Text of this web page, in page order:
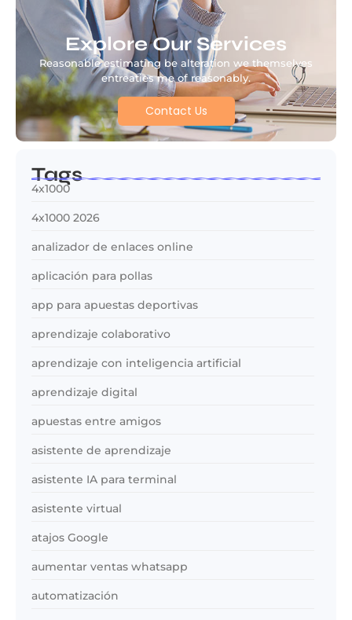
Explore Our Services
Reasonable estimating be alteration we themselves
entreaties me of reasonably.
Contact Us
Tags
4x1000
4x1000 2026
analizador de enlaces online
aplicación para pollas
app para apuestas deportivas
aprendizaje colaborativo
aprendizaje con inteligencia artificial
aprendizaje digital
apuestas entre amigos
asistente de aprendizaje
asistente IA para terminal
asistente virtual
atajos Google
aumentar ventas whatsapp
automatización